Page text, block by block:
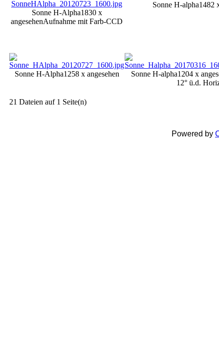
Sonne H-Alpha1830 x
angesehenAufnahme mit Farb-CCD
Sonne H-alpha1482
Sonne H-Alpha1258 x angesehen Sonne H-alpha1204 x
12° ü.d.
21 Dateien auf 1 Seite(n)
Powered by